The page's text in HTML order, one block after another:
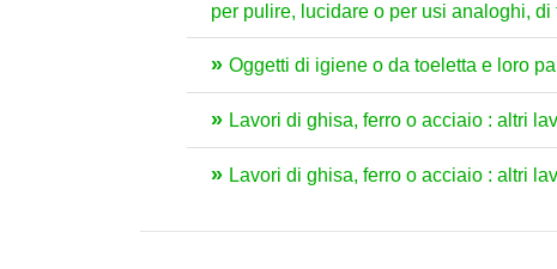
per pulire, lucidare o per usi analoghi,
Oggetti di igiene o da toeletta e loro
Lavori di ghisa, ferro o acciaio : altri
Lavori di ghisa, ferro o acciaio : altri